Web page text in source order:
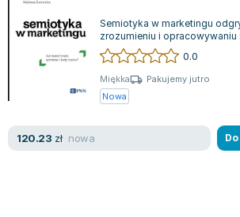
Jan Sztaudynger
Aleksander Puszkin
Oscar Wilde
Małgorzata Ohme
Maddie Ziegler
Maria Seweryn
Semiotyka w marketingu
zrozumieniu i opracowywaniu
komunikatów reklamowych
0.0
Miękka
Pakujemy jutro
Nowa
120.23 zł nowa